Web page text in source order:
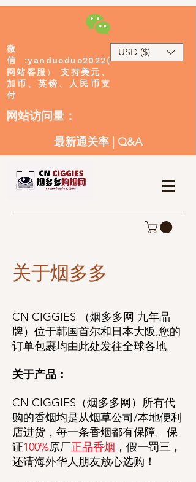
微
信 :yanduoduo2022(
网站客服 ）支持美元、
加币、英镑、人民币支
付
USD ($)
​网站访问量：
最新通关率 Q&A
关于烟多多
CN CIGGIES （烟多多网 九年品
牌）位于韩国首尔和日本大阪,您的
订单包裹均由此处发往全球各地。
关于产品：
CN CIGGIES（烟多多网）所有代
购的香烟均是从烟草公司/本地便利
店进货，每一条香烟都有保障。保
证100%原厂正品香烟 ，假一罚三，
还请海外华人朋友放心选购！